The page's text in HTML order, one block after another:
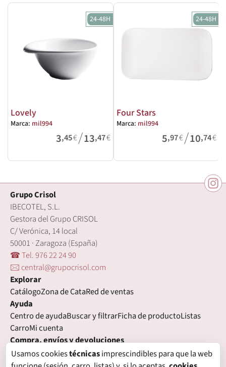
24-48H
Lovely
Marca: mil994
3,45€/13,47€
24-48H
Four Stars
Marca: mil994
5,97€/10,74€
Grupo Crisol
IBECOTEL, S.L.
Gestora del Grupo CRISOL
C/ Verónica, 14 local
50001 · Zaragoza (España)
☎ Tel. 976 22 24 90
🖂 central@grupocrisol.com
Explorar
CatálogoZona de CataRed de ventas
Ayuda
Centro de ayudaBuscar y filtrarFicha de productoListas
CarroMi cuenta
Compra, envíos y devoluciones
Condiciones de compraFormas de pagoGastos de envío
Plazos de entrega DevolucionesGarantía
Usamos cookiestécnicasimprescindibles para que la web